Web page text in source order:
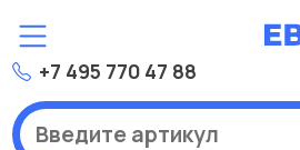
+7 495 770 47 88